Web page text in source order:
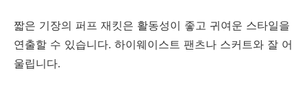
짧은 기장의 퍼프 재킷은 활동성이 좋고 귀여운 스타일을
연출할 수 있습니다. 하이웨이스트 팬츠나 스커트와 잘 어
울립니다.